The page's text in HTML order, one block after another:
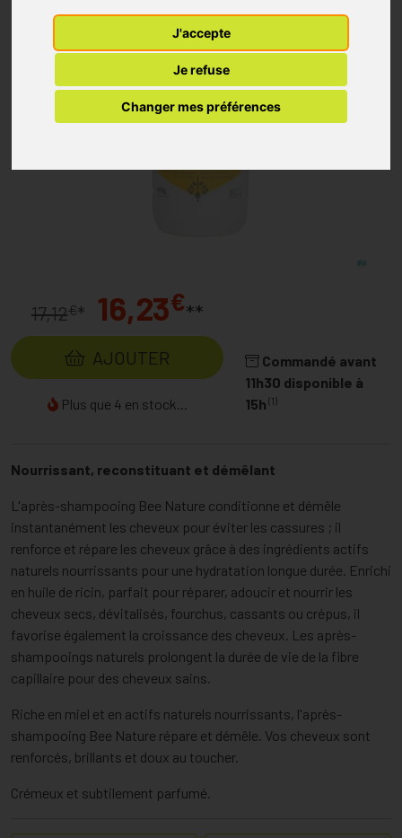
J'accepte
Je refuse
Changer mes préférences
17,12€* 16,23€**
AJOUTER
Plus que 4 en stock...
Commandé avant
11h30 disponible à
15h (1)
Nourrissant, reconstituant et démêlant
L'après-shampooing Bee Nature conditionne et démêle
instantanément les cheveux pour éviter les cassures ; il
renforce et répare les cheveux grâce à des ingrédients actifs
naturels nourrissants pour une hydratation longue durée. Enrichi
en huile de ricin, parfait pour réparer, adoucir et nourrir les
cheveux secs, dévitalisés, fourchus, cassants ou crépus, il
favorise également la croissance des cheveux. Les après-
shampooings naturels prolongent la durée de vie de la fibre
capillaire pour des cheveux sains.
Riche en miel et en actifs naturels nourrissants, l'après-
shampooing Bee Nature répare et démêle. Vos cheveux sont
renforcés, brillants et doux au toucher.
Crémeux et subtilement parfumé.